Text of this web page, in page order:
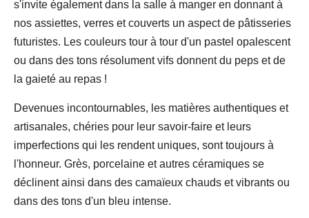
s'invite également dans la salle à manger en donnant à
nos assiettes, verres et couverts un aspect de pâtisseries
futuristes. Les couleurs tour à tour d'un pastel opalescent
ou dans des tons résolument vifs donnent du peps et de
la gaieté au repas !
Devenues incontournables, les matières authentiques et
artisanales, chéries pour leur savoir-faire et leurs
imperfections qui les rendent uniques, sont toujours à
l'honneur. Grès, porcelaine et autres céramiques se
déclinent ainsi dans des camaïeux chauds et vibrants ou
dans des tons d'un bleu intense.